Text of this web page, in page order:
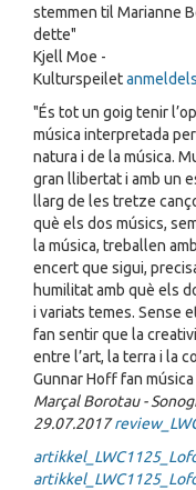
stemmen til Marianne
dette"
Kjell Moe -
Kulturspeilet
"És tot un goig tenir
música interpretada
natura i de la música.
gran llibertat i amb un
llarg de les tretze
què els dos músics,
la música, treballen
encert que sigui,
humilitat amb què els
i variats temes. Sense
fan sentir que la
entre l’art, la terra i la
Gunnar Hoff fan música
Marçal Borotau -
29.07.2017